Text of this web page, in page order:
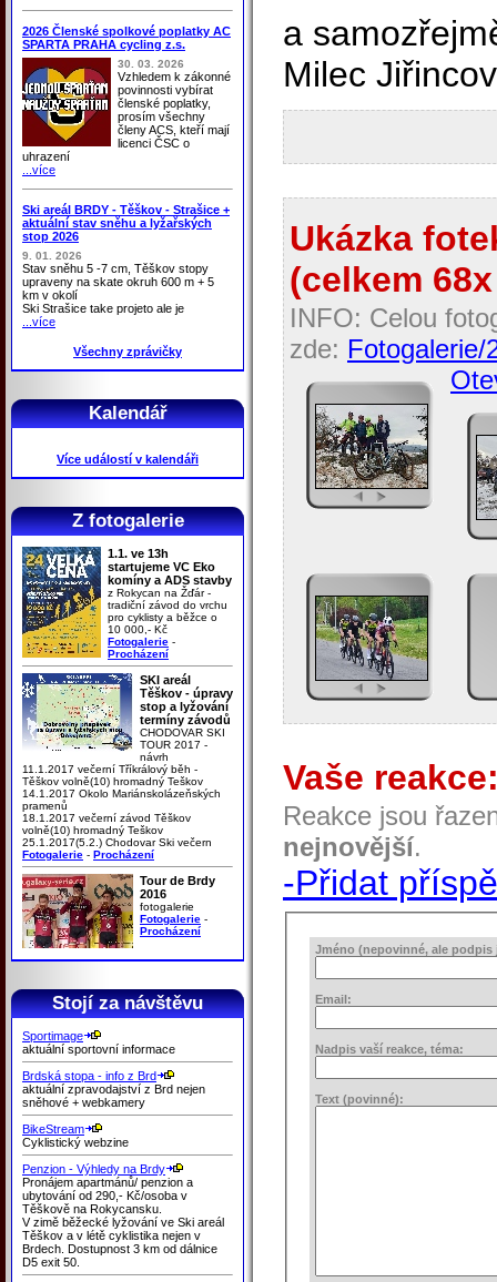
2026 Členské spolkové poplatky AC
SPARTA PRAHA cycling z.s.
30. 03. 2026
Vzhledem k zákonné
povinnosti vybírat
členské poplatky,
prosím všechny
členy ACS, kteří mají
licenci ČSC o
uhrazení
...více
Ski areál BRDY - Těškov - Strašice +
aktuální stav sněhu a lyžařských
stop 2026
9. 01. 2026
Stav sněhu 5 -7 cm, Těškov stopy
upraveny na skate okruh 600 m + 5
km v okolí
Ski Strašice take projeto ale je
...více
Všechny zprávičky
Kalendář
Více událostí v kalendáři
Z fotogalerie
1.1. ve 13h
startujeme VC Eko
komíny a ADS stavby
z Rokycan na Žďár -
tradiční závod do vrchu
pro cyklisty a běžce o
10 000,- Kč
Fotogalerie -
Procházení
SKI areál
Těškov - úpravy
stop a lyžování
termíny závodů
CHODOVAR SKI
TOUR 2017 -
návrh
11.1.2017 večerní Tříkrálový běh -
Těškov volně(10) hromadný Teškov
14.1.2017 Okolo Mariánskolázeňských
pramenů
18.1.2017 večerní závod Těškov
volně(10) hromadný Teškov
25.1.2017(5.2.) Chodovar Ski večern
Fotogalerie - Procházení
Tour de Brdy
2016
fotogalerie
Fotogalerie -
Procházení
Stojí za návštěvu
Sportimage
aktuální sportovní informace
Brdská stopa - info z Brd
aktuální zpravodajství z Brd nejen
sněhové + webkamery
BikeStream
Cyklistický webzine
Penzion - Výhledy na Brdy
Pronájem apartmánů/ penzion a
ubytování od 290,- Kč/osoba v
Těškově na Rokycansku.
V zimě běžecké lyžování ve Ski areál
Těškov a v létě cyklistika nejen v
Brdech. Dostupnost 3 km od dálnice
D5 exit 50.
a
Milec
Ukázka
(celkem
INFO: Celou
zde: Fotogalerie/
Vaše
Reakce jsou
nejnovější.
-Přidat
Jméno (nepovinné, ale podpis
Email:
Nadpis vaší reakce, téma:
Text (povinné):